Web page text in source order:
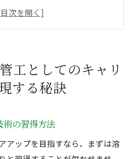
高めるための実践的アプロー
ンドを取り入れるためのス
リアアップを加速させるポ
を目指す配管工に必要な溶
工としてのキャリ
する秘訣
術の習得方法
アップを目指すなら、まずは溶